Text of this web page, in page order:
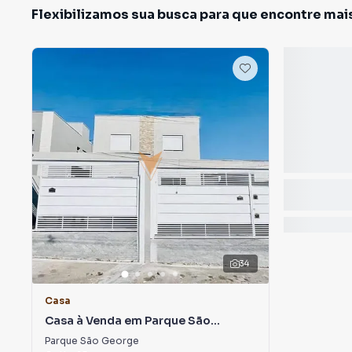
Flexibilizamos sua busca para que encontre
34
Casa
Casa à Venda em Parque São
George
Parque São George